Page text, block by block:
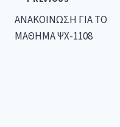
ΑΝΑΚΟΙΝΩΣΗ ΓΙΑ ΤΟ
ΜΑΘΗΜΑ ΨΧ-1108